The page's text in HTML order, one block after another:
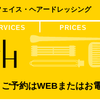
イス・ヘアードレッシング
PRICES
予約はWEBまたはお